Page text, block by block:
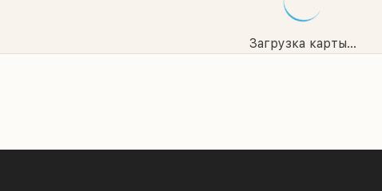
Загрузка карты...